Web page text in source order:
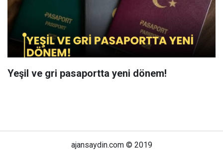
Yeşil ve gri pasaportta yeni dönem!
ajansaydin.com © 2019